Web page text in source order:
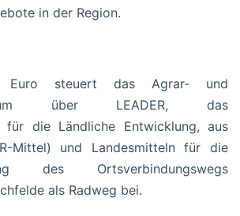
in der Region.
Euro steuert das Agrar- und
über LEADER, das
für die Ländliche Entwicklung, aus
Mittel) und Landesmitteln für die
des Ortsverbindungswegs
als Radweg bei.